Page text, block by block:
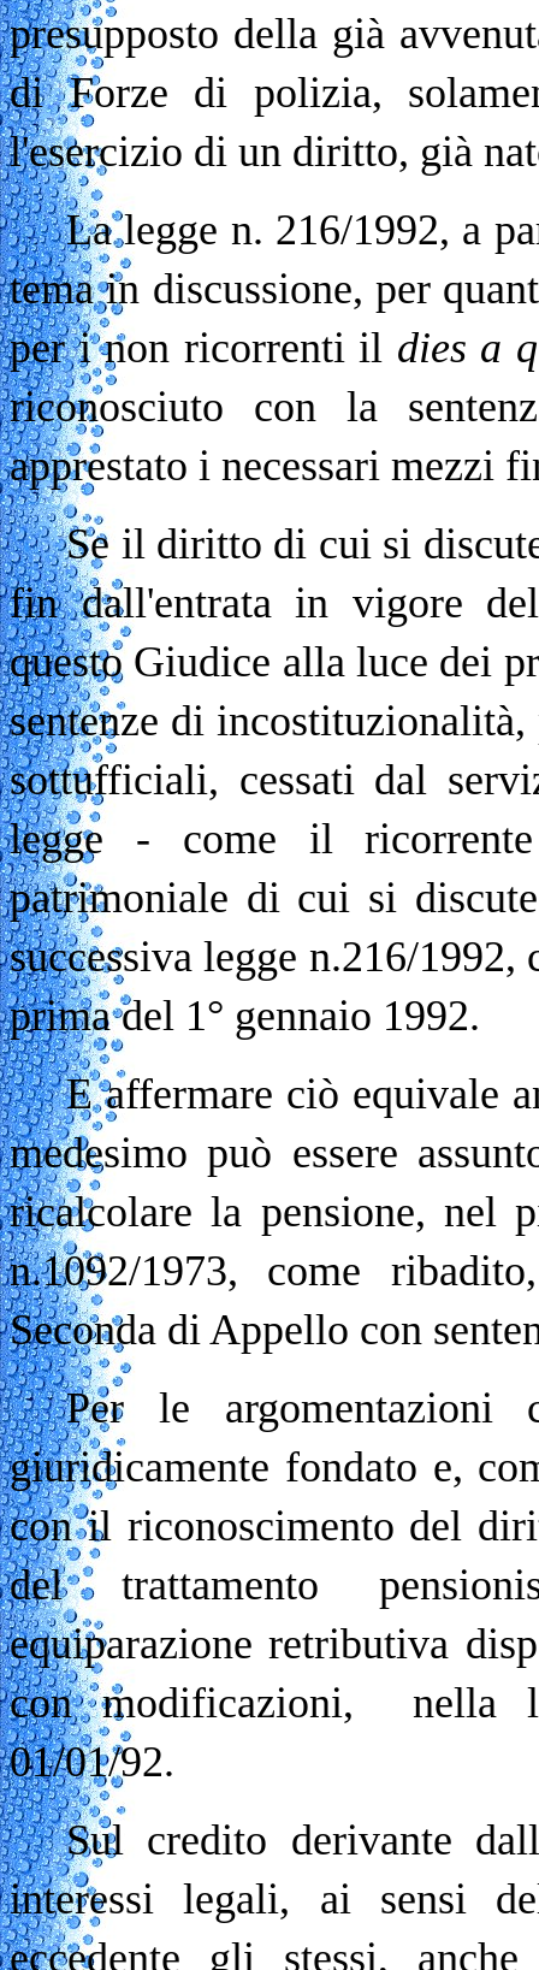
presupposto della già
di Forze di polizia,
l'esercizio di un diritto, già
La legge n. 216/1992, a
tema in discussione, per
per i non ricorrenti il dies a
riconosciuto con la
apprestato i necessari mezzi
Se il diritto di cui si
fin dall'entrata in vigore
questo Giudice alla luce dei
sentenze di
sottufficiali, cessati dal
legge - come il
patrimoniale di cui si
successiva legge n.216/1992,
prima del 1° gennaio 1992.
E affermare ciò equivale
medesimo può essere
ricalcolare la pensione, nel
n.1092/1973, come
Seconda di Appello con
Per le argomentazioni
giuridicamente fondato e,
con il riconoscimento del
del trattamento
equiparazione retributiva
con modificazioni, nella
01/01/92.
Sul credito derivante
interessi legali, ai sensi
eccedente gli stessi,